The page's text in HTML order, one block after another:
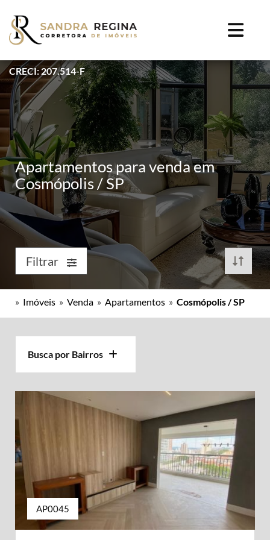
CRECI: 207.514-F
Apartamentos para venda em
Cosmópolis / SP
Filtrar
» Imóveis » Venda » Apartamentos » Cosmópolis / SP
Busca por Bairros
AP0045